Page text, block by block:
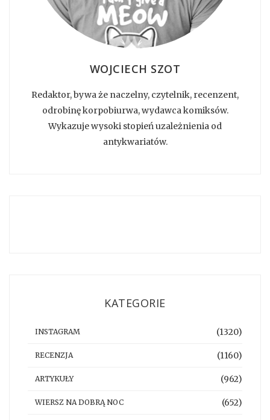
WOJCIECH SZOT
Redaktor, bywa że naczelny, czytelnik, recenzent,
odrobinę korpobiurwa, wydawca komiksów.
Wykazuje wysoki stopień uzależnienia od
antykwariatów.
KATEGORIE
INSTAGRAM (1320)
RECENZJA (1160)
ARTYKUŁY (962)
WIERSZ NA DOBRĄ NOC (652)